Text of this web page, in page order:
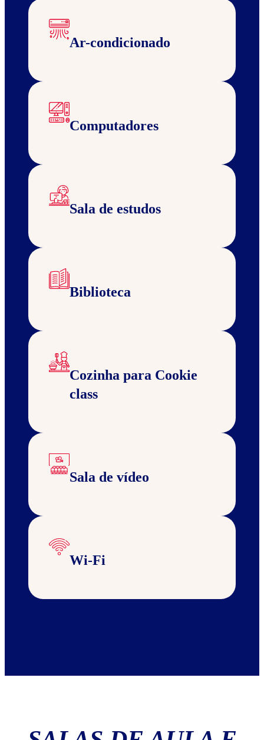
Ar-condicionado
Computadores
Sala de estudos
Biblioteca
Cozinha para Cookie
class
Sala de vídeo
Wi-Fi